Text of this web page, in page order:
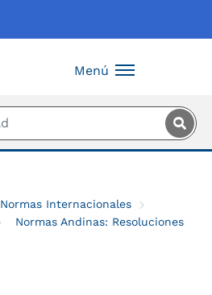
Menú
Normas Internacionales
Normas Andinas: Resoluciones